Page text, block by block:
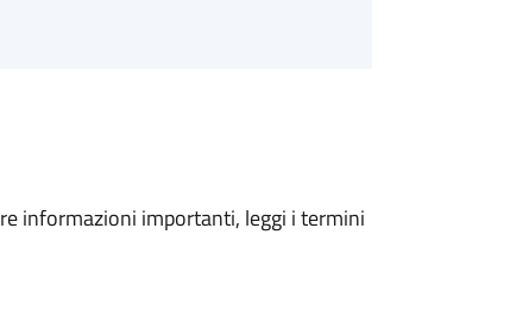
informazioni importanti, leggi i termini